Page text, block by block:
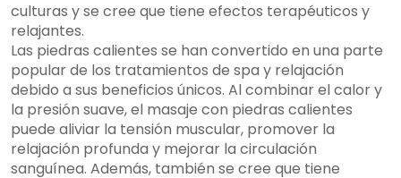
culturas y se cree que tiene efectos terapéuticos y
relajantes.
Las piedras calientes se han convertido en una parte
popular de los tratamientos de spa y relajación
debido a sus beneficios únicos. Al combinar el calor y
la presión suave, el masaje con piedras calientes
puede aliviar la tensión muscular, promover la
relajación profunda y mejorar la circulación
sanguínea. Además, también se cree que tiene